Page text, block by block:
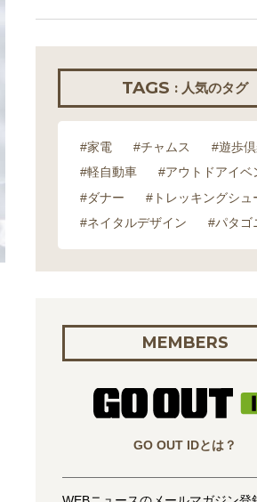
TAGS : 人気のタグ
#家電 #チャムス
#遊歩
#軽自動車
#アウトドアイベ
#ダナー
#トレッキングシュ
#ネイタルデザイン
#パタゴ
MEMBERS
GO OUT IDとは？